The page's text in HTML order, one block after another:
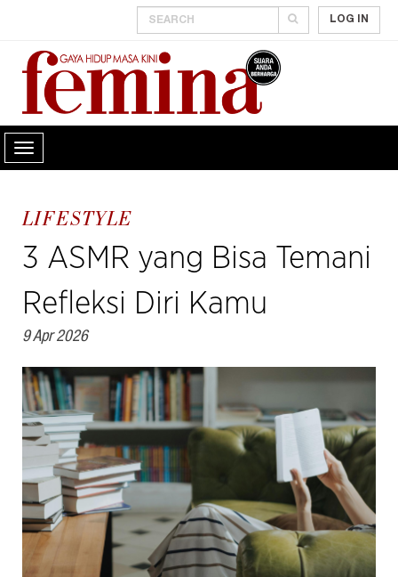
LOG IN
LIFESTYLE
3 ASMR yang Bisa Temani
Refleksi Diri Kamu
9 Apr 2026